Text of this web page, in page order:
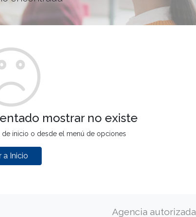
mostrar no existe
de inicio o desde el menú de opciones
a Inicio
Agencia autorizada